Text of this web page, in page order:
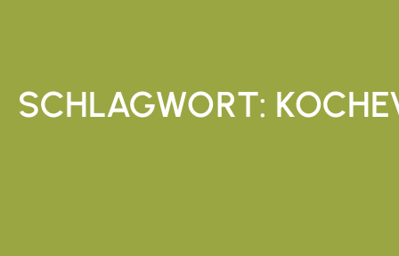
SCHLAGWORT: